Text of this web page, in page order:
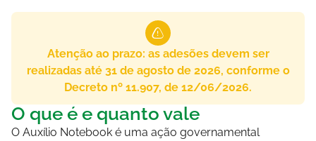
Atenção ao prazo: as adesões devem ser
realizadas até 31 de agosto de 2026, conforme o
Decreto nº 11.907, de 12/06/2026.
O que é e quanto vale
O Auxílio Notebook é uma ação governamental